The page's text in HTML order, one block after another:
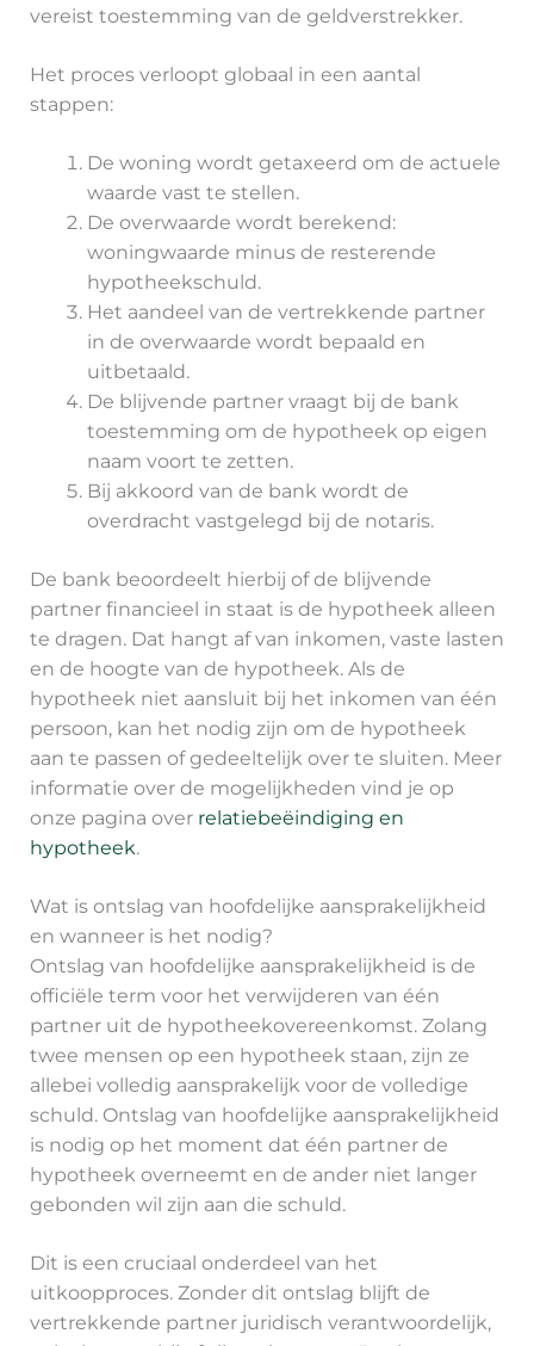
vereist toestemming van de geldverstrekker.
Het proces verloopt globaal in een aantal
stappen:
De woning wordt getaxeerd om de actuele
waarde vast te stellen.
De overwaarde wordt berekend:
woningwaarde minus de resterende
hypotheekschuld.
Het aandeel van de vertrekkende partner
in de overwaarde wordt bepaald en
uitbetaald.
De blijvende partner vraagt bij de bank
toestemming om de hypotheek op eigen
naam voort te zetten.
Bij akkoord van de bank wordt de
overdracht vastgelegd bij de notaris.
De bank beoordeelt hierbij of de blijvende
partner financieel in staat is de hypotheek alleen
te dragen. Dat hangt af van inkomen, vaste lasten
en de hoogte van de hypotheek. Als de
hypotheek niet aansluit bij het inkomen van één
persoon, kan het nodig zijn om de hypotheek
aan te passen of gedeeltelijk over te sluiten. Meer
informatie over de mogelijkheden vind je op
onze pagina over relatiebeëindiging en
hypotheek.
Wat is ontslag van hoofdelijke aansprakelijkheid
en wanneer is het nodig?
Ontslag van hoofdelijke aansprakelijkheid is de
officiële term voor het verwijderen van één
partner uit de hypotheekovereenkomst. Zolang
twee mensen op een hypotheek staan, zijn ze
allebei volledig aansprakelijk voor de volledige
schuld. Ontslag van hoofdelijke aansprakelijkheid
is nodig op het moment dat één partner de
hypotheek overneemt en de ander niet langer
gebonden wil zijn aan die schuld.
Dit is een cruciaal onderdeel van het
uitkoopproces. Zonder dit ontslag blijft de
vertrekkende partner juridisch verantwoordelijk,